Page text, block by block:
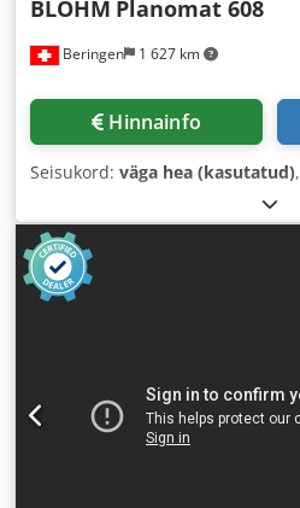
Beringen 1 627 km
BLOHM Planomat 608
Hinnainfo
Seisukord: väga hea (kasutatud),